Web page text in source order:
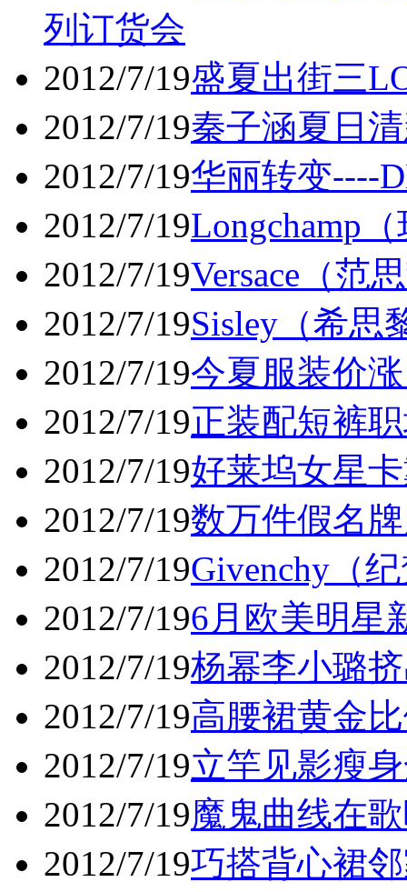
列订货会
2012/7/19盛夏出街三
2012/7/19秦子涵夏日
2012/7/19华丽转变----
2012/7/19Longchamp
2012/7/19Versace（范
2012/7/19Sisley（希思
2012/7/19今夏服装价
2012/7/19正装配短裤
2012/7/19好莱坞女星
2012/7/19数万件假名
2012/7/19Givenchy（
2012/7/196月欧美明星
2012/7/19杨幂李小璐
2012/7/19高腰裙黄金
2012/7/19立竿见影瘦
2012/7/19魔鬼曲线在
2012/7/19巧搭背心裙